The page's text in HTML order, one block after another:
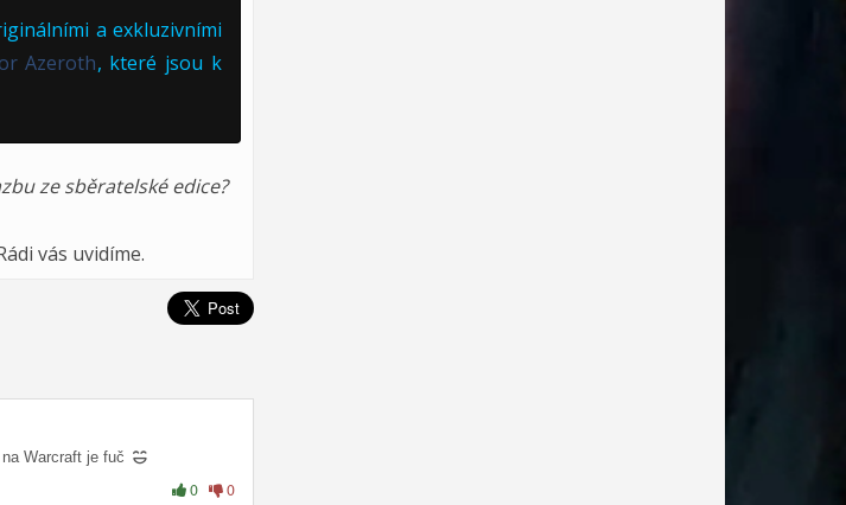
a exkluzivními
Azeroth, které jsou k
ze sběratelské edice?
vás uvidíme.
Warcraft je fuč
0 0